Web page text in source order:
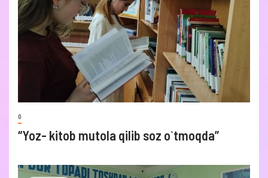
0
“Yoz- kitob mutola qilib soz o`tmoqda”